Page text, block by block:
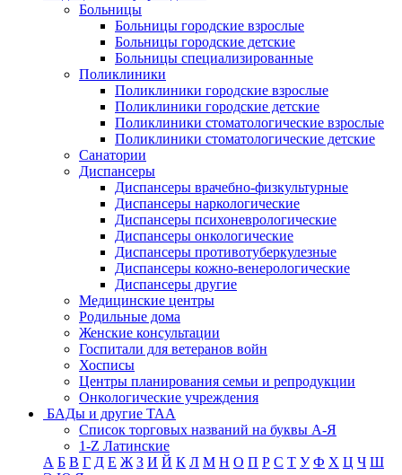
Больницы
Больницы городские взрослые
Больницы городские детские
Больницы специализированные
Поликлиники
Поликлиники городские взрослые
Поликлиники городские детские
Поликлиники стоматологические взрослые
Поликлиники стоматологические детские
Санатории
Диспансеры
Диспансеры врачебно-физкультурные
Диспансеры наркологические
Диспансеры психоневрологические
Диспансеры онкологические
Диспансеры противотуберкулезные
Диспансеры кожно-венерологические
Диспансеры другие
Медицинские центры
Родильные дома
Женские консультации
Госпитали для ветеранов войн
Хосписы
Центры планирования семьи и репродукции
Онкологические учреждения
БАДы и другие ТАА
Список торговых названий на буквы А-Я
1-Z Латинские
А Б В Г Д Е Ж З И Й К Л М Н О П Р С Т У Ф Х Ц Ч Ш